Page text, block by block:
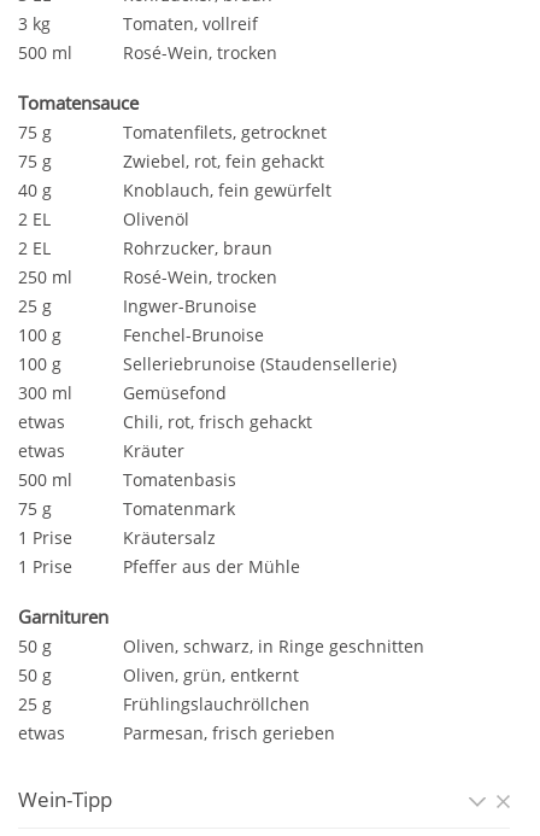
3 kg
Tomaten, vollreif
500 ml
Rosé-Wein, trocken
Tomatensauce
75 g
Tomatenfilets, getrocknet
75 g
Zwiebel, rot, fein gehackt
40 g
Knoblauch, fein gewürfelt
2 EL
Olivenöl
2 EL
Rohrzucker, braun
250 ml
Rosé-Wein, trocken
25 g
Ingwer-Brunoise
100 g
Fenchel-Brunoise
100 g
Selleriebrunoise (Staudensellerie)
300 ml
Gemüsefond
etwas
Chili, rot, frisch gehackt
etwas
Kräuter
500 ml
Tomatenbasis
75 g
Tomatenmark
1 Prise
Kräutersalz
1 Prise
Pfeffer aus der Mühle
Garnituren
50 g
Oliven, schwarz, in Ringe geschnitten
50 g
Oliven, grün, entkernt
25 g
Frühlingslauchröllchen
etwas
Parmesan, frisch gerieben
Wein-Tipp